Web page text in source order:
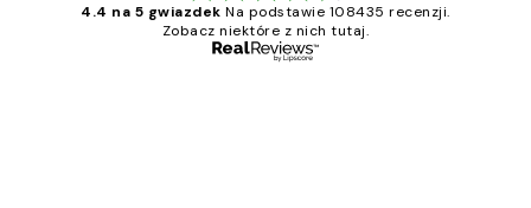
4.4 na 5 gwiazdek Na podstawie 108435 recenzji.
Zobacz niektóre z nich tutaj.